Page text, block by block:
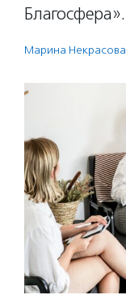
Благосфера».
Марина Некрасова